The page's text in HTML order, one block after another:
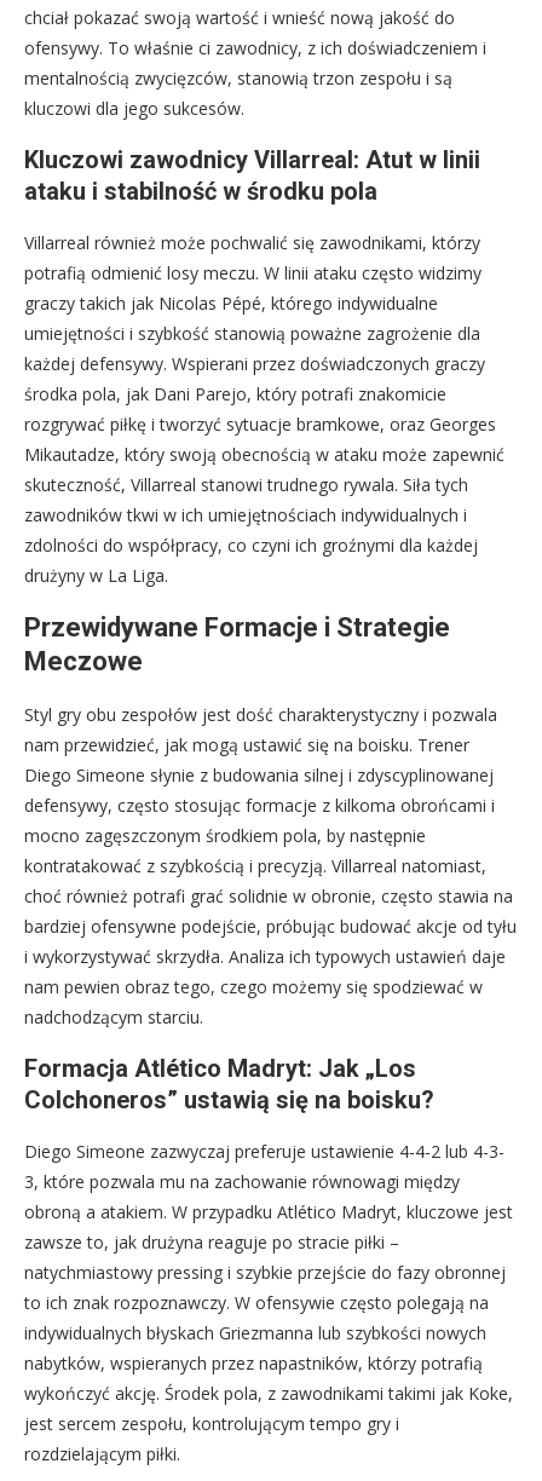
chciał pokazać swoją wartość i wnieść nową jakość do
ofensywy. To właśnie ci zawodnicy, z ich doświadczeniem i
mentalnością zwycięzców, stanowią trzon zespołu i są
kluczowi dla jego sukcesów.
Kluczowi zawodnicy Villarreal: Atut w linii
ataku i stabilność w środku pola
Villarreal również może pochwalić się zawodnikami, którzy
potrafią odmienić losy meczu. W linii ataku często widzimy
graczy takich jak Nicolas Pépé, którego indywidualne
umiejętności i szybkość stanowią poważne zagrożenie dla
każdej defensywy. Wspierani przez doświadczonych graczy
środka pola, jak Dani Parejo, który potrafi znakomicie
rozgrywać piłkę i tworzyć sytuacje bramkowe, oraz Georges
Mikautadze, który swoją obecnością w ataku może zapewnić
skuteczność, Villarreal stanowi trudnego rywala. Siła tych
zawodników tkwi w ich umiejętnościach indywidualnych i
zdolności do współpracy, co czyni ich groźnymi dla każdej
drużyny w La Liga.
Przewidywane Formacje i Strategie
Meczowe
Styl gry obu zespołów jest dość charakterystyczny i pozwala
nam przewidzieć, jak mogą ustawić się na boisku. Trener
Diego Simeone słynie z budowania silnej i zdyscyplinowanej
defensywy, często stosując formacje z kilkoma obrońcami i
mocno zagęszczonym środkiem pola, by następnie
kontratakować z szybkością i precyzją. Villarreal natomiast,
choć również potrafi grać solidnie w obronie, często stawia na
bardziej ofensywne podejście, próbując budować akcje od tyłu
i wykorzystywać skrzydła. Analiza ich typowych ustawień daje
nam pewien obraz tego, czego możemy się spodziewać w
nadchodzącym starciu.
Formacja Atlético Madryt: Jak „Los
Colchoneros” ustawią się na boisku?
Diego Simeone zazwyczaj preferuje ustawienie 4-4-2 lub 4-3-
3, które pozwala mu na zachowanie równowagi między
obroną a atakiem. W przypadku Atlético Madryt, kluczowe jest
zawsze to, jak drużyna reaguje po stracie piłki –
natychmiastowy pressing i szybkie przejście do fazy obronnej
to ich znak rozpoznawczy. W ofensywie często polegają na
indywidualnych błyskach Griezmanna lub szybkości nowych
nabytków, wspieranych przez napastników, którzy potrafią
wykończyć akcję. Środek pola, z zawodnikami takimi jak Koke,
jest sercem zespołu, kontrolującym tempo gry i
rozdzielającym piłki.